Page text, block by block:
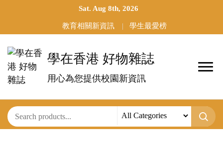
Sat. Aug 8th, 2026
教育相關新資訊 學生最愛榜
學在香港 好物雜誌
用心為您提供校園新資訊